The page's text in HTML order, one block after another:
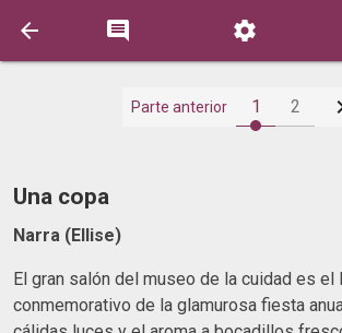
  
Parte anterior 1 2
Una copa
Narra (Ellise)
El gran salón del museo de la cuidad es el
conmemorativo de la glamurosa fiesta